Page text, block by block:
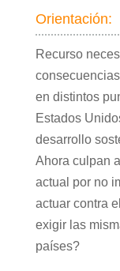
Orientación:
Recurso
en distintos
Estados
desarrollo
Ahora culpan
actual por no
actuar contra
exigir las
países?